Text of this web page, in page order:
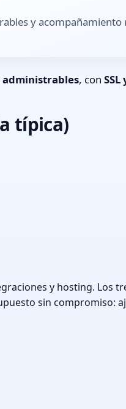
y acompañamiento
administrables, con
típica)
y hosting. Los
sin compromiso: